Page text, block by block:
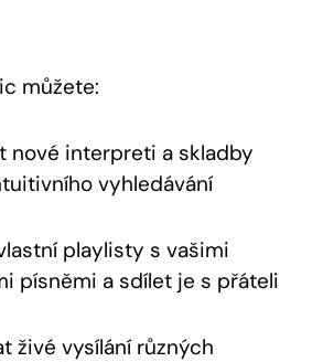
můžete:
​nové interpreti ⁤a skladby
vyhledávání
playlisty ⁣s vašimi
písněmi a sdílet je s přáteli
živé vysílání různých